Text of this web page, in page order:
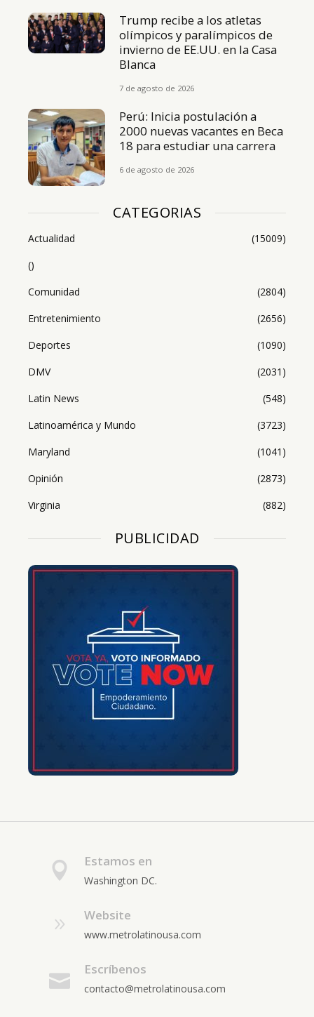
Trump recibe a los atletas
olímpicos y paralímpicos de
invierno de EE.UU. en la Casa
Blanca
7 de agosto de 2026
Perú: Inicia postulación a
2000 nuevas vacantes en Beca
18 para estudiar una carrera
6 de agosto de 2026
CATEGORIAS
Actualidad
(15009)
()
Comunidad
(2804)
Entretenimiento
(2656)
Deportes
(1090)
DMV
(2031)
Latin News
(548)
Latinoamérica y Mundo
(3723)
Maryland
(1041)
Opinión
(2873)
Virginia
(882)
PUBLICIDAD
Estamos en
Washington DC.
Website
www.metrolatinousa.com
Escríbenos
contacto@metrolatinousa.com